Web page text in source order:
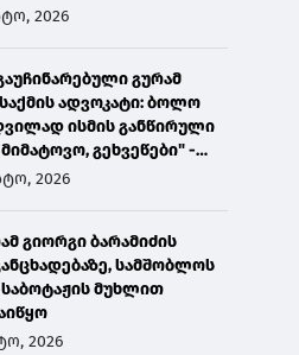
2026
გურამ
ადვოკატი: ბოლო
ისმის განწირული
მიმატოვო, გეხვეწები" -
ვაპირებდით
2026
გიორგი ბარამიძის
სამშობლოს
მუხლით
2026